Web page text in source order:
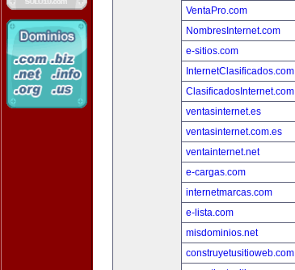
VentaPro.com
NombresInternet.com
e-sitios.com
InternetClasificados.com
ClasificadosInternet.com
ventasinternet.es
ventasinternet.com.es
ventainternet.net
e-cargas.com
internetmarcas.com
e-lista.com
misdominios.net
construyetusitioweb.com